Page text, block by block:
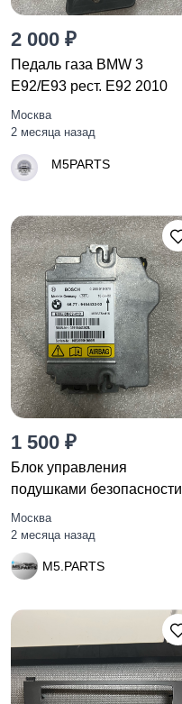
2 000 ₽
Педаль газа BMW 3
E92/E93 рест. E92 2010
Москва
2 месяца назад
M5PARTS
1 500 ₽
Блок управления
подушками безопасности
BMW 3
Москва
2 месяца назад
M5.PARTS